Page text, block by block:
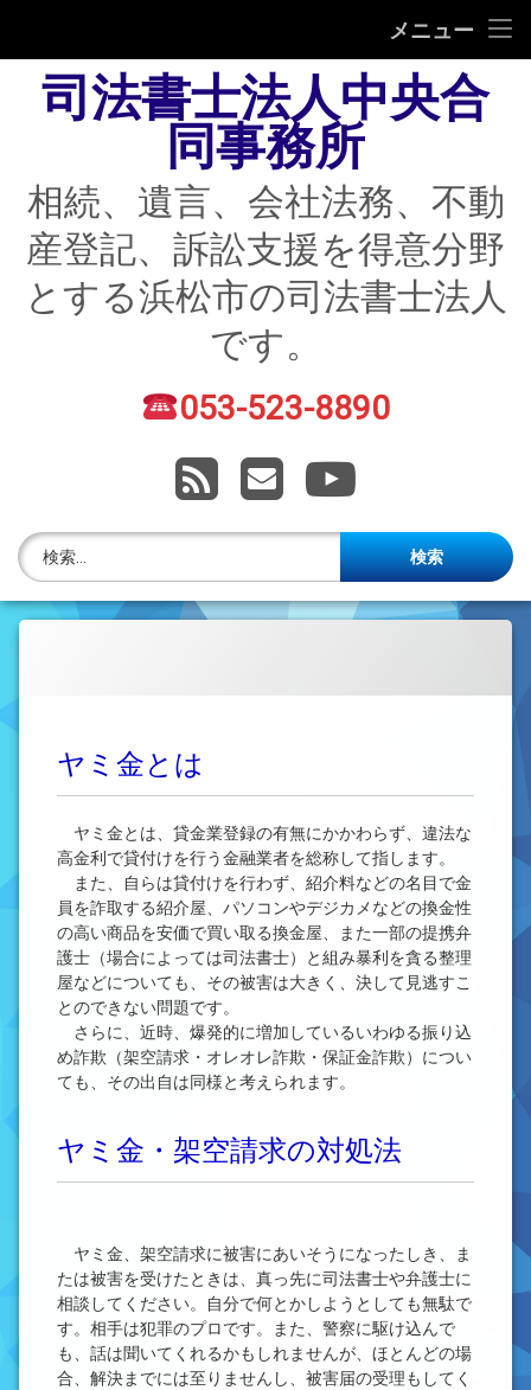
メニュー
相続
不動産登記
債務整理
住宅ローン返済にお困りの方
賃貸トラブル
株主名簿管理人
ご相談について
アクセス
法律を勉強しよう
司法書士資格者・受験生募集中
司法書士法人中央合
同事務所
相続、遺言、会社法務、不動
産登記、訴訟支援を得意分野
とする浜松市の司法書士法人
です。
電話番号: 053-523-8890
RSSメールアドレス
YouTube
検索:
ヤミ金とは
ヤミ金とは、貸金業登録の有無にかかわらず、違法な
高金利で貸付けを行う金融業者を総称して指します。
また、自らは貸付けを行わず、紹介料などの名目で金
員を詐取する紹介屋、パソコンやデジカメなどの換金性
の高い商品を安価で買い取る換金屋、また一部の提携弁
護士（場合によっては司法書士）と組み暴利を貪る整理
屋などについても、その被害は大きく、決して見逃すこ
とのできない問題です。
さらに、近時、爆発的に増加しているいわゆる振り込
め詐欺（架空請求・オレオレ詐欺・保証金詐欺）につい
ても、その出自は同様と考えられます。
ヤミ金・架空請求の対処法
ヤミ金、架空請求に被害にあいそうになったしき、ま
たは被害を受けたときは、真っ先に司法書士や弁護士に
相談してください。自分で何とかしようとしても無駄で
す。相手は犯罪のプロです。また、警察に駆け込んで
も、話は聞いてくれるかもしれませんが、ほとんどの場
合、解決までには至りませんし、被害届の受理もしてく